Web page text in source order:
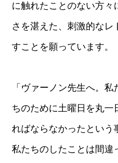
に触れたことのない方々
さを湛えた、刺激的なレ
すことを願っています。
「ヴァーノン先生へ。
ちのために土曜日を丸一
ればならなかったという
私たちのしたことは間違